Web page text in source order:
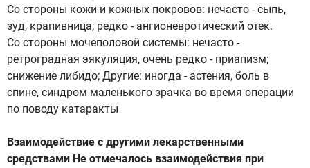
Со стороны кожи и кожных покровов: нечасто - сыпь,
зуд, крапивница; редко - ангионевротический отек.
Со стороны мочеполовой системы: нечасто -
ретроградная эякуляция, очень редко - приапизм;
снижение либидо; Другие: иногда - астения, боль в
спине, синдром маленького зрачка во время операции
по поводу катаракты
Взаимодействие с другими лекарственными
средствами Не отмечалось взаимодействия при